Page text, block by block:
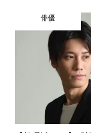
俳優